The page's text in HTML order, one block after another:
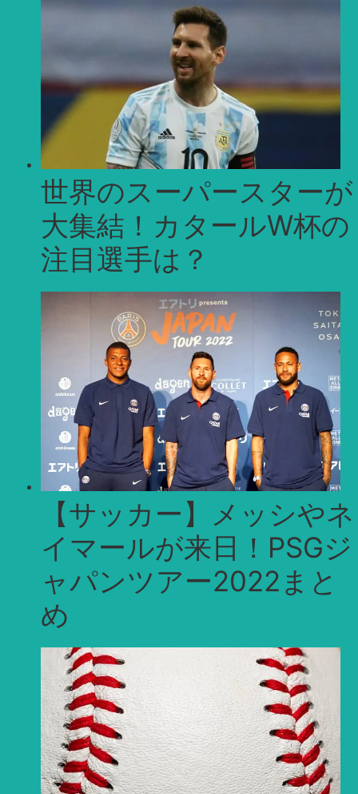
世界のスーパースターが
大集結！カタールW杯の
注目選手は？
【サッカー】メッシやネ
イマールが来日！PSGジ
ャパンツアー2022まと
め